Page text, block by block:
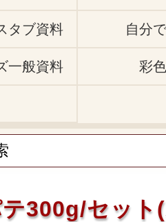
タブ資料 自分
一般資料 彩
300g/セット